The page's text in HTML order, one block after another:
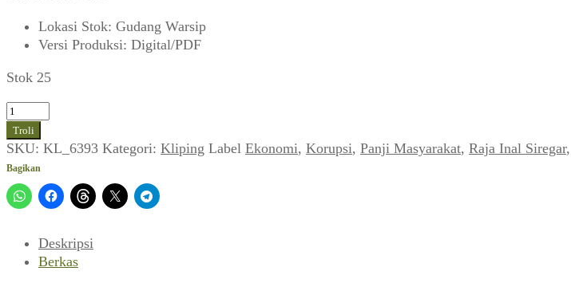
Lokasi Stok: Gudang Warsip
Versi Produksi: Digital/PDF
Stok 25
Kuantitas
Mantan
Gubernur
Sumatera
Utara
diduga
(Panji
Masyarakat_No.26,
Troli
SKU: KL_6393 Kategori: Kliping Label Ekonomi, Korupsi, Panji Masyarakat, Raja Inal Siregar,
Bagikan
Deskripsi
Berkas